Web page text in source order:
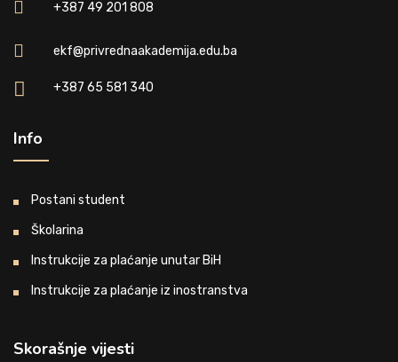
+387 49 201 808
ekf@privrednaakademija.edu.ba
+387 65 581 340
Info
Postani student
Školarina
Instrukcije za plaćanje unutar BiH
Instrukcije za plaćanje iz inostranstva
Skorašnje vijesti